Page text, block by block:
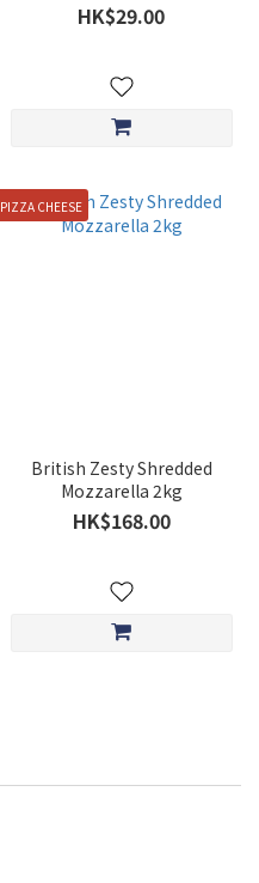
HK$29.00
PIZZA CHEESE
British Zesty Shredded
Mozzarella 2kg
HK$168.00